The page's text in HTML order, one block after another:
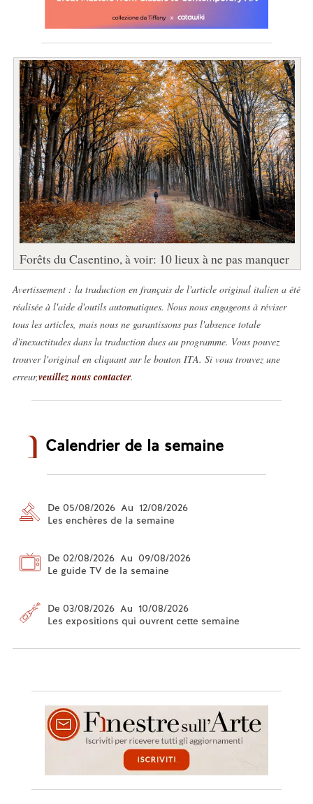
Forêts du Casentino, à voir: 10 lieux à ne pas manquer
Avertissement : la traduction en français de l'article original italien a été
réalisée à l'aide d'outils automatiques. Nous nous engageons à réviser
tous les articles, mais nous ne garantissons pas l'absence totale
d'inexactitudes dans la traduction dues au programme. Vous pouvez
trouver l'original en cliquant sur le bouton ITA. Si vous trouvez une
erreur,veuillez nous contacter.
Calendrier de la semaine
De 05/08/2026 Au 12/08/2026
Les enchères de la semaine
De 02/08/2026 Au 09/08/2026
Le guide TV de la semaine
De 03/08/2026 Au 10/08/2026
Les expositions qui ouvrent cette semaine